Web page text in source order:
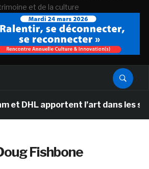
et de la culture
DHL apportent l’art dans les
Fishbone